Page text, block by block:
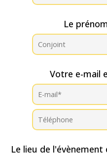
Le
Votre e-mail
Le lieu de